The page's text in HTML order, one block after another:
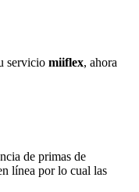
servicio miiflex, ahora
de primas de
línea por lo cual las